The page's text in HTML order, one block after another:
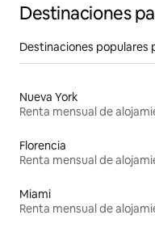
Destinaciones
Destinaciones populares
Nueva York
Florencia
Miami